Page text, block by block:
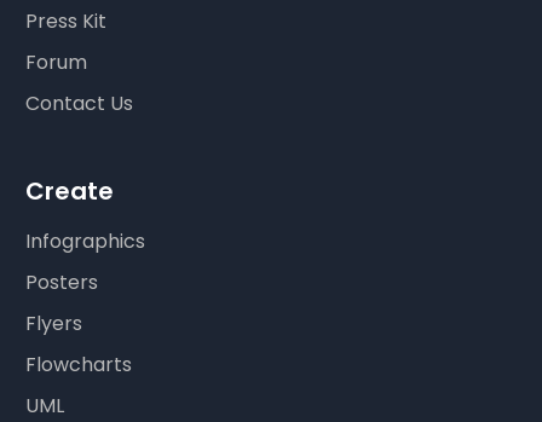
Press Kit
Forum
Contact Us
Create
Infographics
Posters
Flyers
Flowcharts
UML